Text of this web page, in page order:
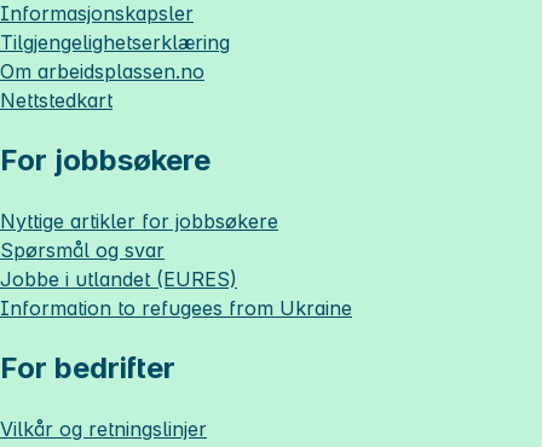
Informasjonskapsler
Tilgjengelighetserklæring
Om arbeidsplassen.no
Nettstedkart
For jobbsøkere
Nyttige artikler for jobbsøkere
Spørsmål og svar
Jobbe i utlandet (EURES)
Information to refugees from Ukraine
For bedrifter
Vilkår og retningslinjer